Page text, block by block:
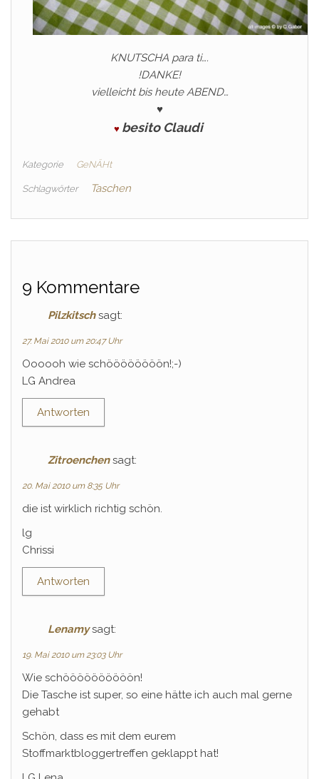
KNUTSCHA para ti….
!DANKE!
vielleicht bis heute ABEND…
♥
♥ besito Claudi
Kategorie GeNÄHt
Schlagwörter Taschen
9 Kommentare
Pilzkitsch sagt:
27. Mai 2010 um 20:47 Uhr
Oooooh wie schöööööööön!;-)
LG Andrea
Antworten
Zitroenchen sagt:
20. Mai 2010 um 8:35 Uhr
die ist wirklich richtig schön.
lg
Chrissi
Antworten
Lenamy sagt:
19. Mai 2010 um 23:03 Uhr
Wie schöööööööööön!
Die Tasche ist super, so eine hätte ich auch mal gerne
gehabt
Schön, dass es mit dem eurem
Stoffmarktbloggertreffen geklappt hat!